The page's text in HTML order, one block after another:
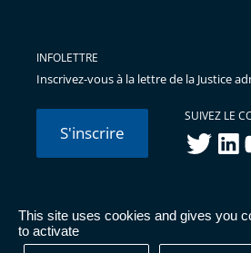
This site uses cookies and gives you
to activate
INFOLETTRE
Inscrivez-vous à la lettre de la Justice
S'inscrire
SUIVEZ LE
twitter
© Conseil d'État 2026 - Mentions légales
personnelles-Publications